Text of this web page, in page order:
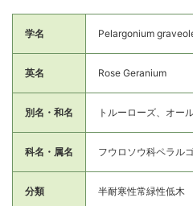
学名 Pelargonium
英名 Rose Geranium
別名・和名 トルーローズ、オー
科名・属名 フウロソウ科ペラル
分類 半耐寒性常緑性低木